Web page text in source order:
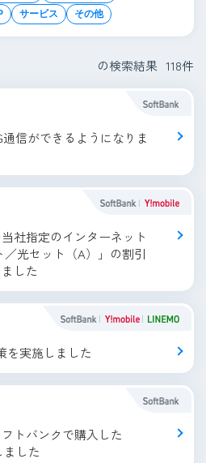
サービス その他
の検索結果 118件
信ができるようになりま
社指定のインターネット
光セット（A）」の割引
した
を実施しました
トバンクで購入した
ました